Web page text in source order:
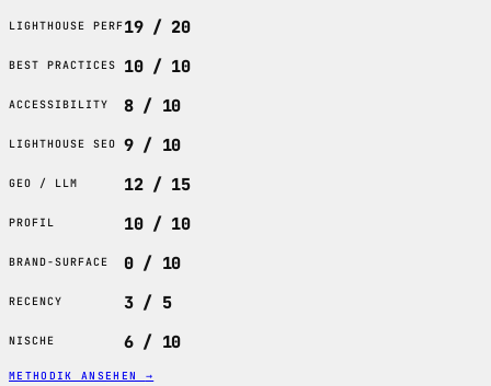
LIGHTHOUSE PERF19 / 20
BEST PRACTICES 10 / 10
ACCESSIBILITY 8 / 10
LIGHTHOUSE SEO 9 / 10
GEO / LLM 12 / 15
PROFIL 10 / 10
BRAND-SURFACE 0 / 10
RECENCY 3 / 5
NISCHE 6 / 10
METHODIK ANSEHEN →